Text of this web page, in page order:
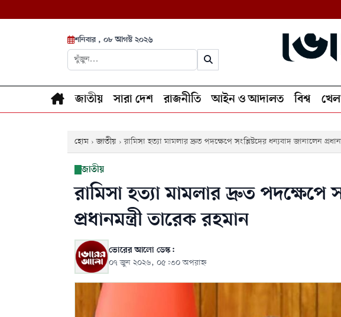
শনিবার , ০৮ আগস্ট ২০২৬
জাতীয় সারা দেশ রাজনীতি আইন ও আদালত বিশ্ব
হোম ›জাতীয় ›রামিসা হত্যা মামলার দ্রুত পদক্ষেপে সংশ্লিষ্টদের ধন্যবাদ জানালেন
জাতীয়
রামিসা হত্যা মামলার দ্রুত পদক্ষেপে
প্রধানমন্ত্রী তারেক রহমান
ভোরের আলো ডেস্ক:
০৭ জুন ২০২৬, ০৫:৩০ অপরাহ্ন